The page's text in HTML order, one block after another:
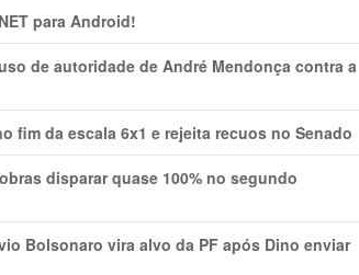
para Android!
de autoridade de André Mendonça contra a
fim da escala 6x1 e rejeita recuos no Senado
disparar quase 100% no segundo
Bolsonaro vira alvo da PF após Dino enviar